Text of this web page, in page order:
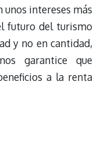
intereses más
futuro del turismo
y no en cantidad,
garantice que
a la renta